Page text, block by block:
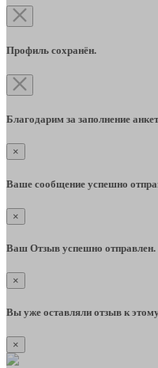
Профиль сохранён.
Благодарим за заполнение
×
Ваше сообщение успешно
×
Ваш Отзыв успешно отправлен.
×
Вы уже оставляли отзыв к
×